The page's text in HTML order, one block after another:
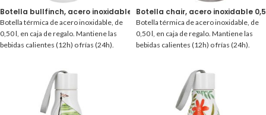
Botella bullfinch, acero inoxidable 0,50 l.
Botella térmica de acero inoxidable, de
0,50 l, en caja de regalo. Mantiene las
bebidas calientes (12h) o frías (24h).
Botella chair, acero inoxidable
Botella térmica de acero inoxidable, de
0,50 l, en caja de regalo. Mantiene las
bebidas calientes (12h) o frías (24h).